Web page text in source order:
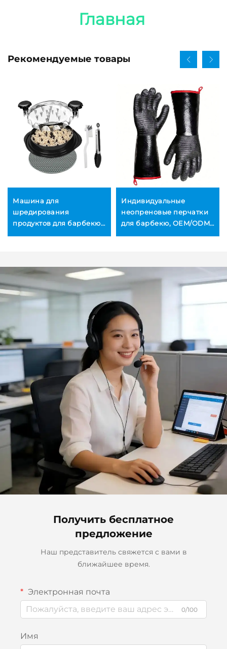
Главная
Рекомендуемые товары
Машина для
шредирования
продуктов для барбекю,
измельчения свинины,
говядины и курицы,
многофункциональное,
прочное и экологически
Индивидуальные
неопреновые перчатки
для барбекю, OEM/ODM,
пригодные для мытья в
посудомоечной машине,
подарочный вариант
Получить бесплатное
предложение
Наш представитель свяжется с вами в
ближайшее время.
Электронная почта
0/100
Имя